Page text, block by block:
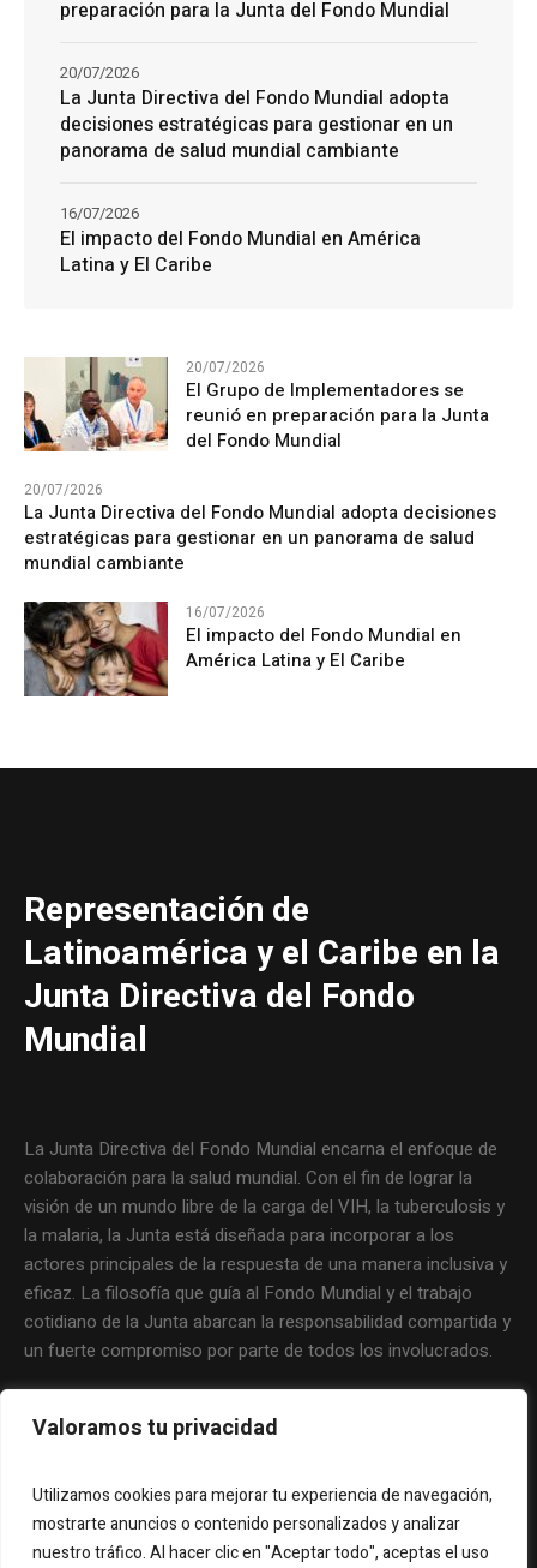
Valoramos tu privacidad
Utilizamos cookies para mejorar tu experiencia de navegación,
mostrarte anuncios o contenido personalizados y analizar
nuestro tráfico. Al hacer clic en "Aceptar todo", aceptas el uso
preparación para la Junta del Fondo Mundial
La Junta Directiva del Fondo Mundial adopta
decisiones estratégicas para gestionar en un
panorama de salud mundial cambiante
20/07/2026
El impacto del Fondo Mundial en América
Latina y El Caribe
16/07/2026
20/07/2026
El Grupo de Implementadores se
reunió en preparación para la Junta
del Fondo Mundial
20/07/2026
La Junta Directiva del Fondo Mundial adopta decisiones
estratégicas para gestionar en un panorama de salud
mundial cambiante
16/07/2026
El impacto del Fondo Mundial en
América Latina y El Caribe
Representación de
Latinoamérica y el Caribe en la
Junta Directiva del Fondo
Mundial
La Junta Directiva del Fondo Mundial encarna el enfoque de
colaboración para la salud mundial. Con el fin de lograr la
visión de un mundo libre de la carga del VIH, la tuberculosis y
la malaria, la Junta está diseñada para incorporar a los
actores principales de la respuesta de una manera inclusiva y
eficaz. La filosofía que guía al Fondo Mundial y el trabajo
cotidiano de la Junta abarcan la responsabilidad compartida y
un fuerte compromiso por parte de todos los involucrados.